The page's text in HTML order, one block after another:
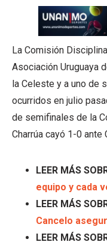
La Comisión
Asociación Uruguaya
la Celeste y a uno de
ocurridos en julio
de semifinales de la
Charrúa cayó 1-0 ante
LEER MÁS
equipo y cada
LEER MÁS
Cancelo
LEER MÁS